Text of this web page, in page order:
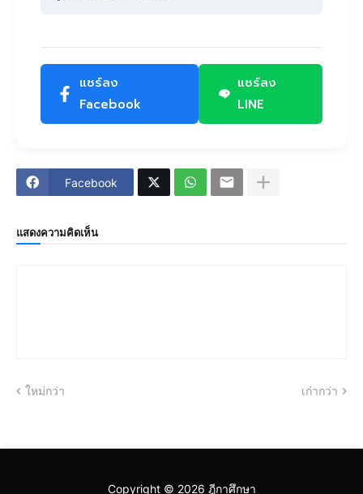
แชร์ลง
Facebook
แชร์ลง
LINE
Facebook
แสดงความคิดเห็น
ใหม่กว่า เก่ากว่า
Copyright © 2026 ฎีกาศึกษา